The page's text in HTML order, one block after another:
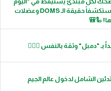
التالي" لبداية رحلته في الجيم، مستكشفاً حقيقة الـ DOMS وعضلات
🦾🎒
بـ "دمبل" وثقة بالنفس 🏋️‍♂️💪
الشامل لدخول عالم الجيم